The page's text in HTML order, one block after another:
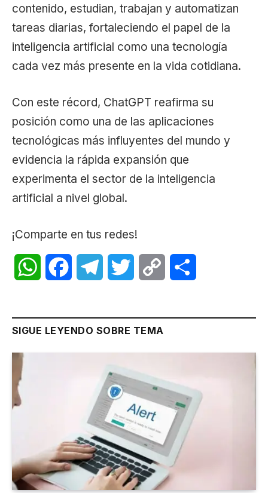
contenido, estudian, trabajan y automatizan
tareas diarias, fortaleciendo el papel de la
inteligencia artificial como una tecnología
cada vez más presente en la vida cotidiana.
Con este récord, ChatGPT reafirma su
posición como una de las aplicaciones
tecnológicas más influyentes del mundo y
evidencia la rápida expansión que
experimenta el sector de la inteligencia
artificial a nivel global.
¡Comparte en tus redes!
WhatsAppFacebookTelegramTwitter Copy
SIGUE LEYENDO SOBRE TEMA